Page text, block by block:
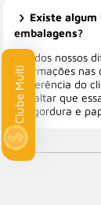
Existe
embalagens?
Um dos nossos
informações nas
preferência do
ressaltar que
antigordura e